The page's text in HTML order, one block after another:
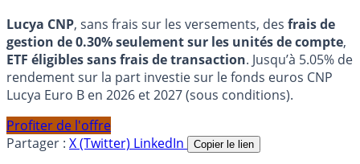
Lucya CNP, sans frais sur les versements, des frais de
gestion de 0.30% seulement sur les unités de compte,
ETF éligibles sans frais de transaction. Jusqu’à 5.05% de
rendement sur la part investie sur le fonds euros CNP
Lucya Euro B en 2026 et 2027 (sous conditions).
Profiter de l'offre
Partager : X (Twitter) LinkedIn Copier le lien